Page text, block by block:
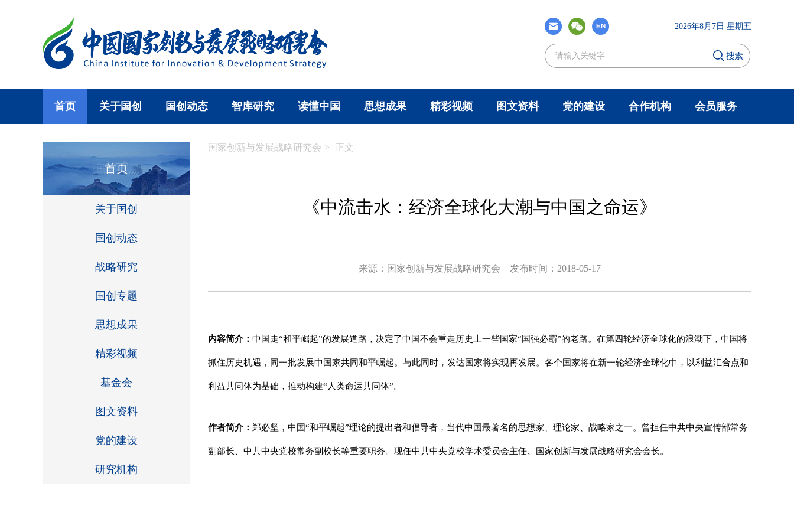
2026年8月7日 星期五
首页 关于国创 国创动态 智库研究 读懂中国 思想成果 精彩视频 图文资料 党的建设 合作机构 会员服务
首页
关于国创
国创动态
战略研究
国创专题
思想成果
精彩视频
基金会
图文资料
党的建设
研究机构
国家创新与发展战略研究会 > 正文
《中流击水：经济全球化大潮与中国之命运》
来源：国家创新与发展战略研究会 发布时间：2018-05-17
内容简介： 中国走“和平崛起”的发展道路，决定了中国不会重走历史上一些国家“国强必霸”的老路。在第四轮经济全球化的浪潮下，中国将
抓住历史机遇，同一批发展中国家共同和平崛起。与此同时，发达国家将实现再发展。各个国家将在新一轮经济全球化中，以利益汇合点和
利益共同体为基础，推动构建“人类命运共同体”。
作者简介： 郑必坚，中国“和平崛起”理论的提出者和倡导者，当代中国最著名的思想家、理论家、战略家之一。曾担任中共中央宣传部常务
副部长、中共中央党校常务副校长等重要职务。现任中共中央党校学术委员会主任、国家创新与发展战略研究会会长。